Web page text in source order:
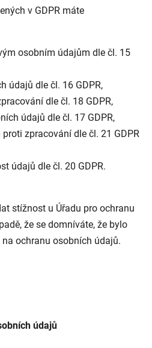
v GDPR máte
osobním údajům dle čl. 15
údajů dle čl. 16 GDPR,
dle čl. 18 GDPR,
údajů dle čl. 17 GDPR,
zpracování dle čl. 21 GDPR
údajů dle čl. 20 GDPR.
stížnost u Úřadu pro ochranu
že se domníváte, že bylo
ochranu osobních údajů.
údajů